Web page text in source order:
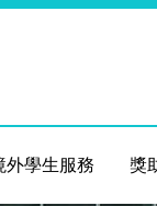
外學生服務 獎